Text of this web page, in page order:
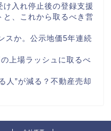
け入れ停止後の登録支援
、これから取るべき営
スか。公示地価5年連続
上場ラッシュに取るべ
人”が減る？不動産売却